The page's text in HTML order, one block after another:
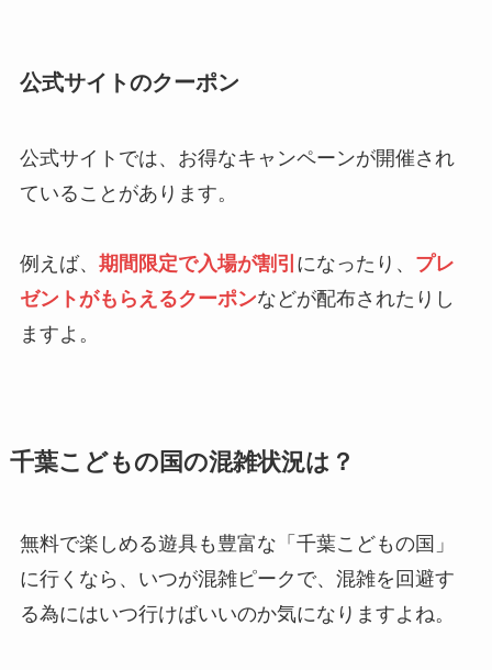
公式サイトのクーポン
公式サイトでは、お得なキャンペーンが開催され
ていることがあります。
例えば、 期間限定で入場が割引 になったり、 プレ
ゼントがもらえるクーポンなどが配布されたりし
ますよ。
千葉こどもの国の混雑状況は？
無料で楽しめる遊具も豊富な「千葉こどもの国」
に行くなら、いつが混雑ピークで、混雑を回避す
る為にはいつ行けばいいのか気になりますよね。